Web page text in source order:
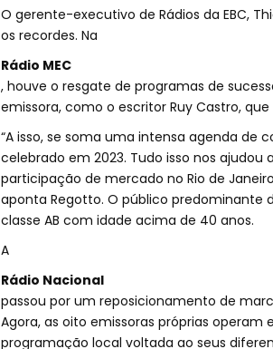
O gerente-executivo de Rádios da EBC,
os recordes. Na
Rádio MEC
, houve o resgate de programas de
emissora, como o escritor Ruy Castro,
“A isso, se soma uma intensa agenda de
celebrado em 2023. Tudo isso nos
participação de mercado no Rio de
aponta Regotto. O público predominante
classe AB com idade acima de 40 anos.
A
Rádio Nacional
passou por um reposicionamento de
Agora, as oito emissoras próprias
programação local voltada ao seus